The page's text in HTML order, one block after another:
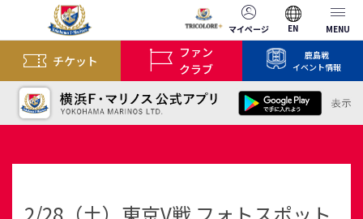
マイページ EN MENU
チケット
ファン
クラブ
鹿島戦
イベント情報